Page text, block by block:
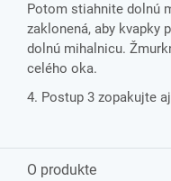
Potom stiahnite dolnú
zaklonená, aby kvapky
dolnú mihalnicu.
celého oka.
4. Postup 3 zopakujte
O produkte